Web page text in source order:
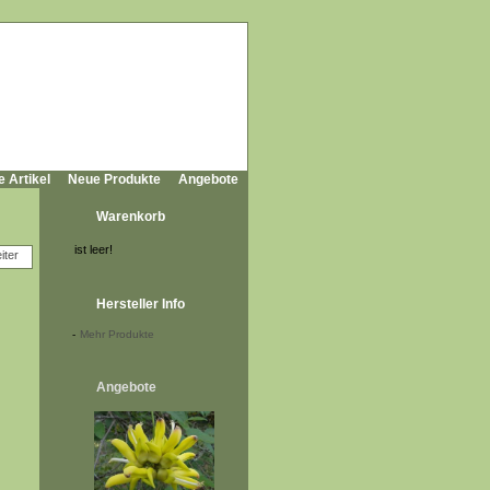
Artikel Neue Produkte Angebote
Warenkorb
ist leer!
Hersteller Info
- Mehr Produkte
Angebote